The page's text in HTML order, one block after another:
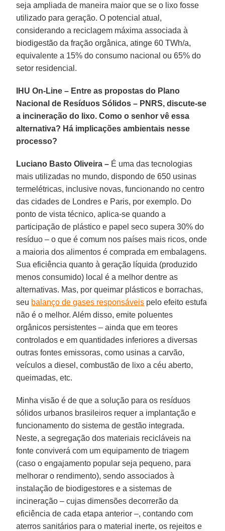
seja ampliada de maneira maior que se o lixo fosse
utilizado para geração. O potencial atual,
considerando a reciclagem máxima associada à
biodigestão da fração orgânica, atinge 60 TWh/a,
equivalente a 15% do consumo nacional ou 65% do
setor residencial.
IHU On-Line – Entre as propostas do Plano
Nacional de Resíduos Sólidos – PNRS, discute-se
a incineração do lixo. Como o senhor vê essa
alternativa? Há implicações ambientais nesse
processo?
Luciano Basto Oliveira – É uma das tecnologias
mais utilizadas no mundo, dispondo de 650 usinas
termelétricas, inclusive novas, funcionando no centro
das cidades de Londres e Paris, por exemplo. Do
ponto de vista técnico, aplica-se quando a
participação de plástico e papel seco supera 30% do
resíduo – o que é comum nos países mais ricos, onde
a maioria dos alimentos é comprada em embalagens.
Sua eficiência quanto à geração líquida (produzido
menos consumido) local é a melhor dentre as
alternativas. Mas, por queimar plásticos e borrachas,
seu balanço de gases responsáveis pelo efeito estufa
não é o melhor. Além disso, emite poluentes
orgânicos persistentes – ainda que em teores
controlados e em quantidades inferiores a diversas
outras fontes emissoras, como usinas a carvão,
veículos a diesel, combustão de lixo a céu aberto,
queimadas, etc.
Minha visão é de que a solução para os resíduos
sólidos urbanos brasileiros requer a implantação e
funcionamento do sistema de gestão integrada.
Neste, a segregação dos materiais recicláveis na
fonte conviverá com um equipamento de triagem
(caso o engajamento popular seja pequeno, para
melhorar o rendimento), sendo associados à
instalação de biodigestores e a sistemas de
incineração – cujas dimensões decorrerão da
eficiência de cada etapa anterior –, contando com
aterros sanitários para o material inerte, os rejeitos e